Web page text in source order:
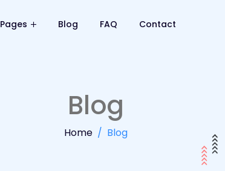
Pages Blog FAQ Contact
Blog
Home Blog